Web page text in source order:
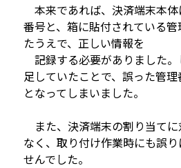
本来であれば、決済端末本
番号と、箱に貼付されている
たうえで、正しい情報を
記録する必要がありました
足していたことで、誤った管
となってしまいました。
また、決済端末の割り当て
なく、取り付け作業時にも誤
せんでした。